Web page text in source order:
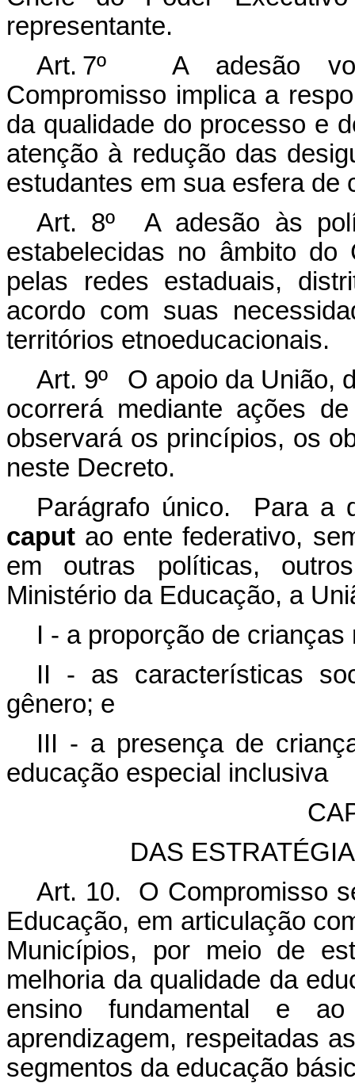
representante.
Art. 7º A adesão
Compromisso implica a
da qualidade do processo e
atenção à redução das
estudantes em sua esfera de
Art. 8º A adesão às
estabelecidas no âmbito do
pelas redes estaduais,
acordo com suas
territórios etnoeducacionais.
Art. 9º O apoio da União,
ocorrerá mediante ações
observará os princípios, os
neste Decreto.
Parágrafo único. Para a
caput ao ente federativo,
em outras políticas,
Ministério da Educação, a
I - a proporção de
II - as características
gênero; e
III - a presença de
educação especial inclusiva
DAS
Art. 10. O Compromisso
Educação, em articulação
Municípios, por meio de
melhoria da qualidade da
ensino fundamental e
aprendizagem, respeitadas
segmentos da educação